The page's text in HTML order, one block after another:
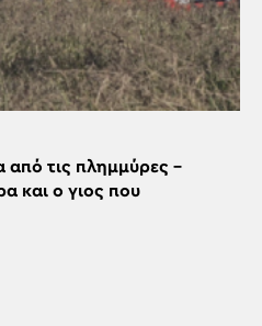
από τις πλημμύρες –
και ο γιος που